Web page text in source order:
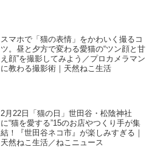
スマホで「猫の表情」をかわいく撮るコ
ツ。昼と夕方で変わる愛猫の“ツン顔と甘
え顔”を撮影してみよう／プロカメラマン
に教わる撮影術｜天然ねこ生活
2月22日「猫の日」世田谷・松陰神社
に“猫を愛する”15のお店やつくり手が集
結！『世田谷ネコ市』が楽しみすぎる｜
天然ねこ生活／ねこニュース